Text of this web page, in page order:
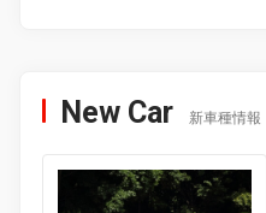
New Car 新車種情報